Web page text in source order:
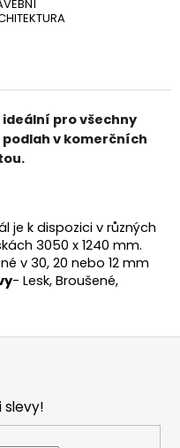
ideální pro všechny
v komerčních
je k dispozici v různých
3050 x 1240 mm.
v 30, 20 nebo 12 mm
- Lesk, Broušené,
slevy!